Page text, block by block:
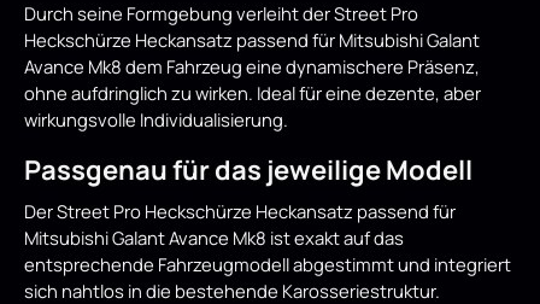
Durch seine Formgebung verleiht der Street Pro
Heckschürze Heckansatz passend für Mitsubishi Galant
Avance Mk8 dem Fahrzeug eine dynamischere Präsenz,
ohne aufdringlich zu wirken. Ideal für eine dezente, aber
wirkungsvolle Individualisierung.
Passgenau für das jeweilige Modell
Der Street Pro Heckschürze Heckansatz passend für
Mitsubishi Galant Avance Mk8 ist exakt auf das
entsprechende Fahrzeugmodell abgestimmt und integriert
sich nahtlos in die bestehende Karosseriestruktur.